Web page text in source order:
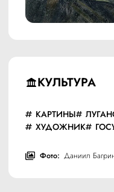
КУЛЬТУРА
КАРТИНЫ
ХУДОЖНИК
Фото: Даниил